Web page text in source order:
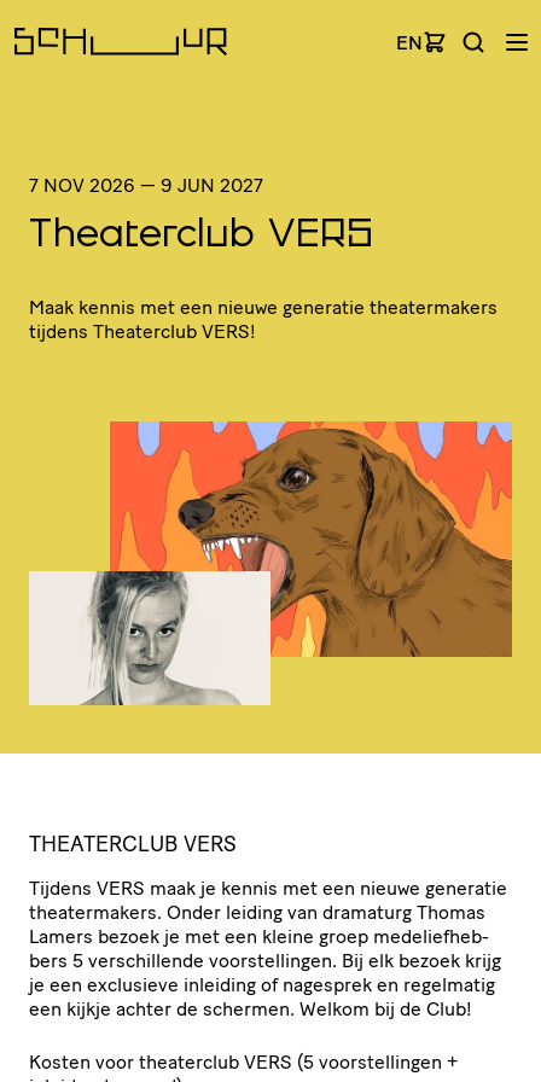
EN
7 NOV 2026 — 9 JUN 2027
Theaterclub VERS
Maak kennis met een nieuwe generatie thea­ter­ma­kers
tijdens Theaterclub VERS!
THEATERCLUB VERS
Tijdens VERS maak je kennis met een nieuwe generatie
thea­ter­ma­kers. Onder leiding van dramaturg Thomas
Lamers bezoek je met een kleine groep mede­lief­heb­
bers 5 verschil­lende voor­stel­lingen. Bij elk bezoek krijg
je een exclusieve inleiding of nagesprek en regelmatig
een kijkje achter de schermen. Welkom bij de Club!
Kosten voor theaterclub VERS (5 voor­stel­lingen +